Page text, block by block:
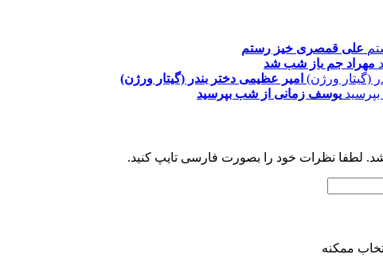
علی قمصری خیز رستم
مهراد جم باز شب شد
امیر عظیمی دختر بندر (گیتار ورژن)
یوسف زمانی از شب بپرسید
لطفا نظرات خود را بصورت فارسی تایپ کنید.
ممکنه